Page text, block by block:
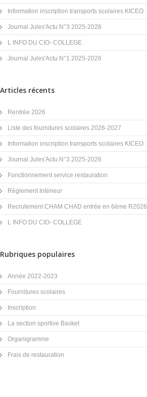
Information inscription transports scolaires KICEO
Journal Jules'Actu N°3 2025-2026
L INFO DU CIO- COLLEGE
Journal Jules'Actu N°1 2025-2026
Articles récents
Rentrée 2026
Liste des fournitures scolaires 2026-2027
Information inscription transports scolaires KICEO
Journal Jules'Actu N°3 2025-2026
Fonctionnement service restauration
Règlement Intérieur
Recrutement CHAM CHAD entrée en 6ème R2026
L INFO DU CIO- COLLEGE
Rubriques populaires
Année 2022-2023
Fournitures scolaires
Inscription
La section sportive Basket
Organigramme
Frais de restauration